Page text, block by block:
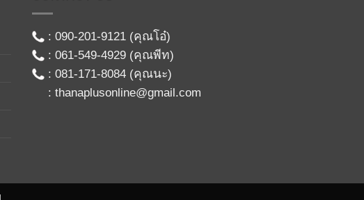
: 090-201-9121(คุณโอ๋)
: 061-549-4929(คุณพีท)
: 081-171-8084(คุณนะ)
: thanaplusonline@gmail.com